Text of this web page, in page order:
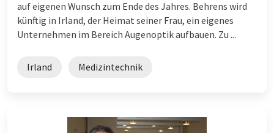
auf eigenen Wunsch zum Ende des Jahres. Behrens wird
künftig in Irland, der Heimat seiner Frau, ein eigenes
Unternehmen im Bereich Augenoptik aufbauen. Zu ...
Irland Medizintechnik